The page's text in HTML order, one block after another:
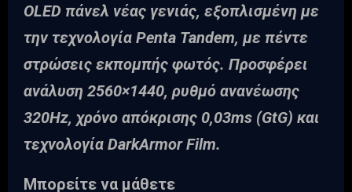
OLED πάνελ νέας γενιάς, εξοπλισμένη με
την τεχνολογία Penta Tandem, με πέντε
στρώσεις εκπομπής φωτός. Προσφέρει
ανάλυση 2560×1440, ρυθμό ανανέωσης
320Hz, χρόνο απόκρισης 0,03ms (GtG) και
τεχνολογία DarkArmor Film.
Μπορείτε να μάθετε